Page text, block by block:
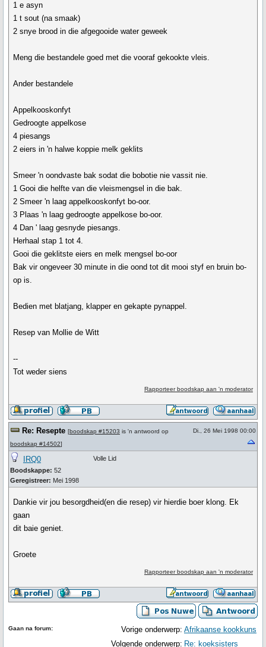
1 e asyn
1 t sout (na smaak)
2 snye brood in die afgegooide water geweek
Meng die bestandele goed met die vooraf gekookte vleis.
Ander bestandele
Appelkooskonfyt
Gedroogte appelkose
4 piesangs
2 eiers in 'n halwe koppie melk geklits
Smeer 'n oondvaste bak sodat die bobotie nie vassit nie.
1 Gooi die helfte van die vleismengsel in die bak.
2 Smeer 'n laag appelkooskonfyt bo-oor.
3 Plaas 'n laag gedroogte appelkose bo-oor.
4 Dan ' laag gesnyde piesangs.
Herhaal stap 1 tot 4.
Gooi die geklitste eiers en melk mengsel bo-oor
Bak vir ongeveer 30 minute in die oond tot dit mooi styf en bruin bo-
op is.
Bedien met blatjang, klapper en gekapte pynappel.
Resep van Mollie de Witt
--
Tot weder siens
Rapporteer boodskap aan 'n moderator
Re: Resepte [boodskap #15203 is 'n antwoord op
boodskap #14502]
Di., 26 Mei 1998 00:00
IRQ0
Boodskappe: 52
Geregistreer: Mei 1998
Volle Lid
Dankie vir jou besorgdheid(en die resep) vir hierdie boer klong. Ek
gaan
dit baie geniet.
Groete
Rapporteer boodskap aan 'n moderator
Vorige onderwerp: Afrikaanse kookkuns
Volgende onderwerp: Re: koeksisters
Gaan na forum: